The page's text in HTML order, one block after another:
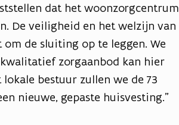
dat het woonzorgcentrum
De veiligheid en het welzijn van
de sluiting op te leggen. We
zorgaanbod kan hier
bestuur zullen we de 73
nieuwe, gepaste huisvesting.”